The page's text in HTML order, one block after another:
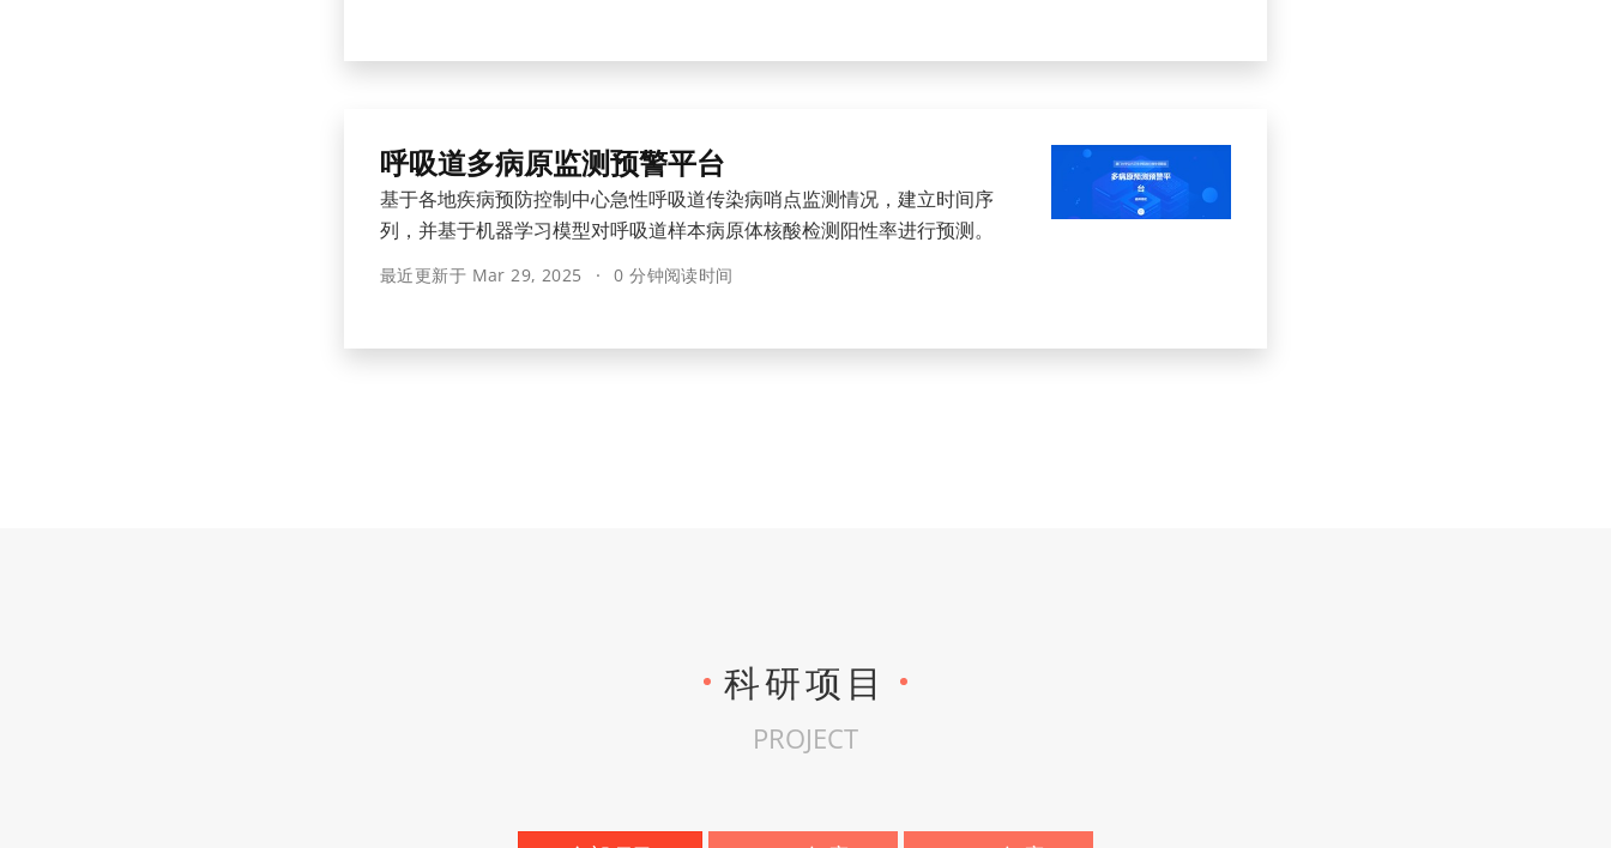
呼吸道多病原监测预警平台
基于各地疾病预防控制中心急性呼吸道传染病哨点监测情况，建立时间序
列，并基于机器学习模型对呼吸道样本病原体核酸检测阳性率进行预测。
最近更新于 Mar 29, 2025 0 分钟阅读时间
科研项目
PROJECT